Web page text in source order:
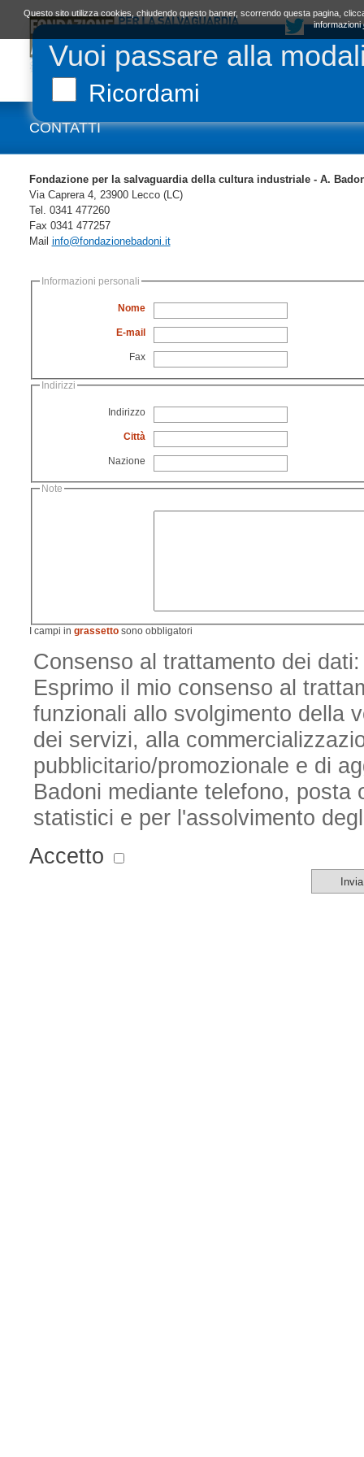
Vuoi passare alla
Ricordami
LA FONDAZIONE
CONTATTI
Fondazione per la salvaguardia della cultura industriale - A.
Via Caprera 4, 23900 Lecco (LC)
Tel. 0341 477260
Fax 0341 477257
Mail info@fondazionebadoni.it
Informazioni personali
Nome
E-mail
Fax
Indirizzi
Indirizzo
Città
Nazione
Note
I campi in grassettosono obbligatori
Consenso al trattamento dei
Esprimo il mio consenso al
funzionali allo svolgimento della
dei servizi, alla
pubblicitario/promozionale e di
Badoni mediante telefono, posta
statistici e per l'assolvimento
Accetto
Questo sito utilizza cookies, chiudendo questo banner, scorrendo questa pagina,
informazioni